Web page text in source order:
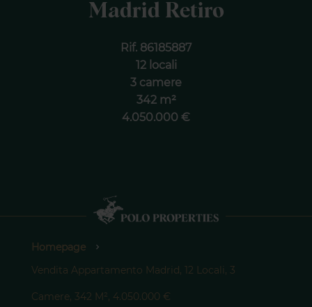
Madrid Retiro
Rif. 86185887
12 locali
3 camere
342 m²
4.050.000 €
Homepage
Vendita Appartamento Madrid, 12 Locali, 3
Camere, 342 M², 4.050.000 €